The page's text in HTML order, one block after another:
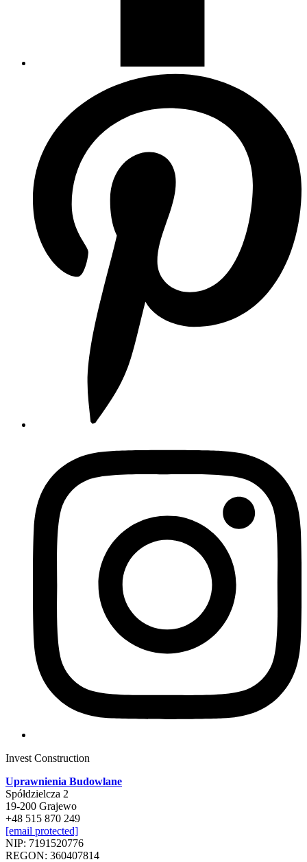
Invest Construction
Uprawnienia Budowlane
Spółdzielcza 2
19-200 Grajewo
+48 515 870 249
[email protected]
NIP: 7191520776
REGON: 360407814